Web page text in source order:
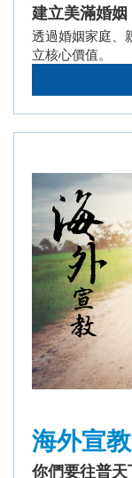
建立美滿婚
透過婚姻家庭、
立核心價值。
海外宣
你們要往普